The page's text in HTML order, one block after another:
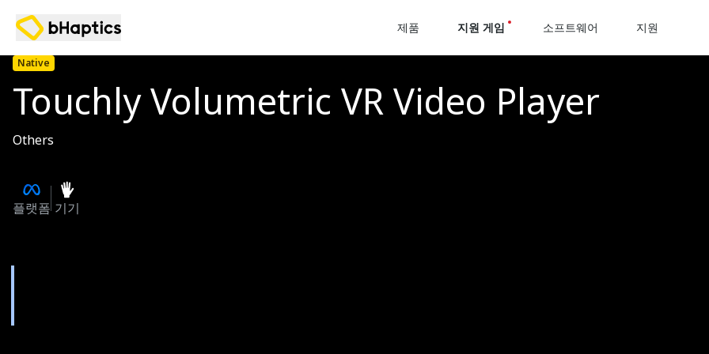
제품 지원 게임 소프트웨어 지원
Native
Touchly Volumetric VR Video Player
Others
플랫폼 기기